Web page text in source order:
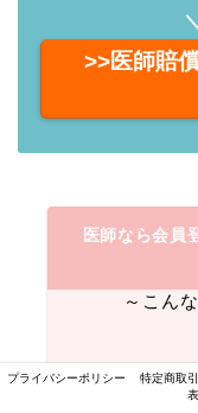
>>医師賠
医師なら会員
～こん
医師のポイ
プライバシーポリシー
特定商取